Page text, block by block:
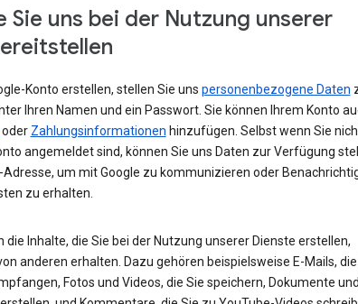
Sie uns bei der Nutzung unserer
Konto erstellen, stellen Sie uns personenbezogene Daten
Ihren Namen und ein Passwort. Sie können Ihrem Konto
Zahlungsinformationen hinzufügen. Selbst wenn Sie
angemeldet sind, können Sie uns Daten zur Verfügung
um mit Google zu kommunizieren oder
zu erhalten.
die Inhalte, die Sie bei der Nutzung unserer Dienste erstellen,
anderen erhalten. Dazu gehören beispielsweise E-Mails, die
Fotos und Videos, die Sie speichern, Dokumente und